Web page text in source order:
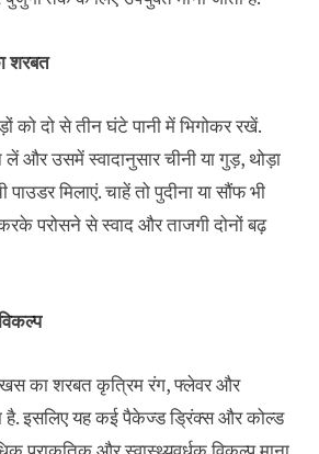
शरबत
को दो से तीन घंटे पानी में भिगोकर रखें.
और उसमें स्वादानुसार चीनी या गुड़, थोड़ा
मिलाएं. चाहें तो पुदीना या सौंफ भी
परोसने से स्वाद और ताजगी दोनों बढ़
खस का शरबत कृत्रिम रंग, फ्लेवर और
है. इसलिए यह कई पैकेज्ड ड्रिंक्स और कोल्ड